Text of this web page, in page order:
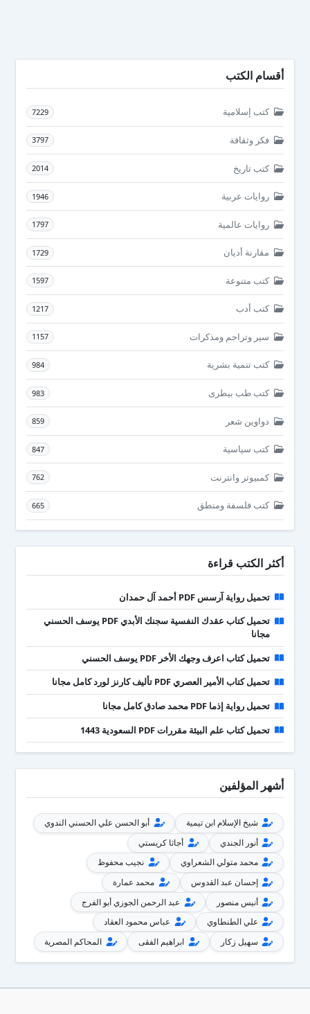
أقسام الكتب
كتب إسلامية 7229
فكر وثقافة 3797
كتب تاريخ 2014
روايات عربية 1946
روايات عالمية 1797
مقارنة أديان 1729
كتب متنوعة 1597
كتب أدب 1217
سير وتراجم ومذكرات 1157
كتب تنمية بشرية 984
كتب طب بيطرى 983
دواوين شعر 859
كتب سياسية 847
كمبيوتر وانترنت 762
كتب فلسفة ومنطق 665
أكثر الكتب قراءة
تحميل رواية آرسس PDF أحمد آل حمدان
تحميل كتاب عقدك النفسية سجنك الأبدي PDF يوسف الحسني
مجانا
تحميل كتاب اعرف وجهك الأخر PDF يوسف الحسني
تحميل كتاب الأمير العصري PDF تأليف كارنز لورد كامل مجانا
تحميل رواية إذما PDF محمد صادق كامل مجانا
تحميل كتاب علم البيئة مقررات PDF السعودية 1443
أشهر المؤلفين
شيخ الإسلام ابن تيمية
أبو الحسن علي الحسني الندوي
أنور الجندي
أجاثا كريستي
محمد متولي الشعراوي
نجيب محفوظ
إحسان عبد القدوس
محمد عمارة
أنيس منصور
عبد الرحمن الجوزي أبو الفرج
علي الطنطاوي
عباس محمود العقاد
سهيل زكار
ابراهيم الفقى المحاكم المصرية